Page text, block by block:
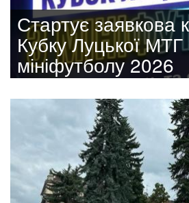
Стартує заявкова
Кубку Луцької МТГ
мініфутболу 2026